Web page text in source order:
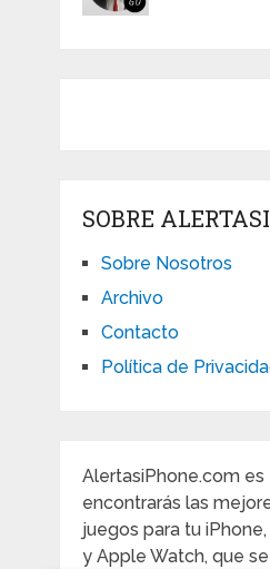
SOBRE
Sobre Nosotros
Archivo
Contacto
Política de
AlertasiPhone.com
encontrarás las
juegos para tu
y Apple Watch, que